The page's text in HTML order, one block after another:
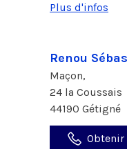
Plus d'infos
Renou
Maçon,
24 la Coussais
44190 Gétigné
Obtenir